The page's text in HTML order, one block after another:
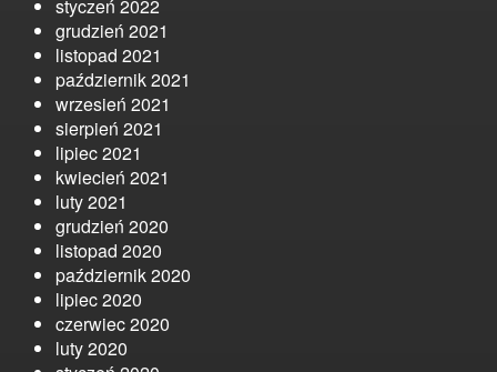
styczeń 2022
grudzień 2021
listopad 2021
październik 2021
wrzesień 2021
sierpień 2021
lipiec 2021
kwiecień 2021
luty 2021
grudzień 2020
listopad 2020
październik 2020
lipiec 2020
czerwiec 2020
luty 2020